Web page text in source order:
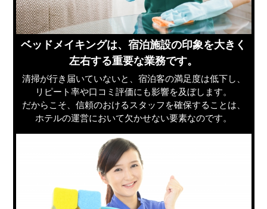
ベッドメイキングは、宿泊施設の印象を大きく
左右する重要な業務です。
清掃が行き届いていないと、宿泊客の満足度は低下し、
リピート率や口コミ評価にも影響を及ぼします。
だからこそ、信頼のおけるスタッフを確保することは、
ホテルの運営において欠かせない要素なのです。